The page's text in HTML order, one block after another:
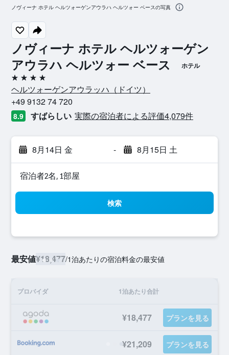
ノヴィーナ ホテル ヘルツォーゲン
アウラハ ヘルツォー ベース
ホテル
4つ星
ヘルツォーゲンアウラッハ​（ドイツ​）​
+49 9132 74 720
8.9 すばらしい 実際の宿泊者による評価4,079​件
8月14日 金 - 8月15日 土
宿泊者2名, 1​部屋
検索
最安値¥18,477/1泊あたりの宿泊料金の最安値
プロバイダ 1泊あたり合計
¥18,477 プランを見る
¥21,209 プランを見る
ノヴィーナ ホテル ヘルツォーゲンアウラハ ヘルツォー ベースの写真